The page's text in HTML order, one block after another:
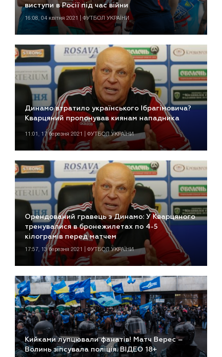
виступи в Росії під час війни
16:08, 04 квітня 2021 | ФУТБОЛ УКРАЇНИ
Динамо втратило українського Ібрагімовича?
Кварцяний пропонував киянам нападника
11:01, 17 березня 2021 | ФУТБОЛ УКРАЇНИ
Орендований гравець з Динамо: У Кварцяного
тренувалися в бронежилетах по 4-5
кілограмів перед матчем
17:57, 13 березня 2021 | ФУТБОЛ УКРАЇНИ
Кийками лупцювали фанатів! Матч Верес –
Волинь зіпсувала поліція. ВІДЕО 18+